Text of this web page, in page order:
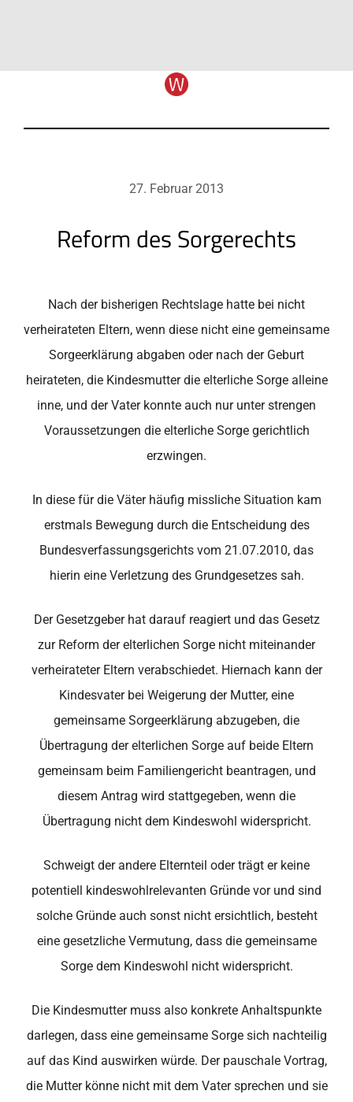
Reform des Sorgerechts
27. Februar 2013
Nach der bisherigen Rechtslage hatte bei nicht
verheirateten Eltern, wenn diese nicht eine gemeinsame
Sorgeerklärung abgaben oder nach der Geburt
heirateten, die Kindesmutter die elterliche Sorge alleine
inne, und der Vater konnte auch nur unter strengen
Voraussetzungen die elterliche Sorge gerichtlich
erzwingen.
In diese für die Väter häufig missliche Situation kam
erstmals Bewegung durch die Entscheidung des
Bundesverfassungsgerichts vom 21.07.2010, das
hierin eine Verletzung des Grundgesetzes sah.
Der Gesetzgeber hat darauf reagiert und das Gesetz
zur Reform der elterlichen Sorge nicht miteinander
verheirateter Eltern verabschiedet. Hiernach kann der
Kindesvater bei Weigerung der Mutter, eine
gemeinsame Sorgeerklärung abzugeben, die
Übertragung der elterlichen Sorge auf beide Eltern
gemeinsam beim Familiengericht beantragen, und
diesem Antrag wird stattgegeben, wenn die
Übertragung nicht dem Kindeswohl widerspricht.
Schweigt der andere Elternteil oder trägt er keine
potentiell kindeswohlrelevanten Gründe vor und sind
solche Gründe auch sonst nicht ersichtlich, besteht
eine gesetzliche Vermutung, dass die gemeinsame
Sorge dem Kindeswohl nicht widerspricht.
Die Kindesmutter muss also konkrete Anhaltspunkte
darlegen, dass eine gemeinsame Sorge sich nachteilig
auf das Kind auswirken würde. Der pauschale Vortrag,
die Mutter könne nicht mit dem Vater sprechen und sie